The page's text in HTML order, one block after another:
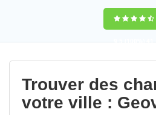
9,5(100%)41
votes
Trouver des
votre ville :